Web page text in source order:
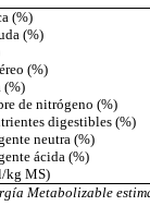
(%)
(%)
(%)
(%)
de nitrógeno (%)
digestibles (%)
neutra (%)
ácida (%)
kg MS)
Metabolizable